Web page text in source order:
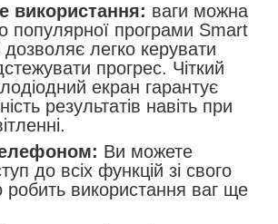
використання: ваги можна
популярної програми Smart
легко керувати
прогрес. Чіткий
екран гарантує
результатів навіть при
Ви можете
до всіх функцій зі свого
використання ваг ще